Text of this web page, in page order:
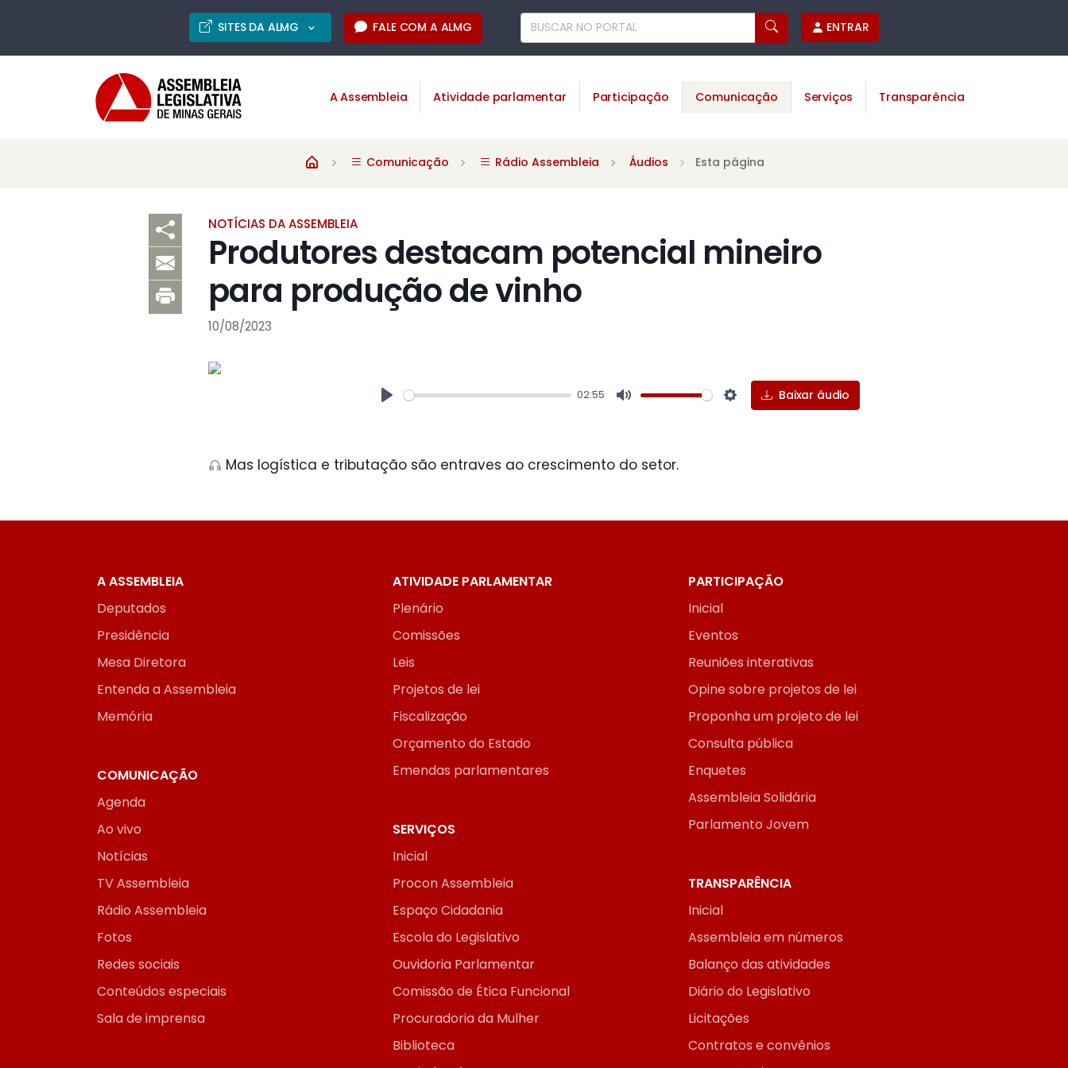
SITES DA ALMG FALE COM A ALMG ENTRAR
A Assembleia Atividade parlamentar Participação Comunicação Serviços Transparência
Comunicação Rádio Assembleia Áudios Esta página
NOTÍCIAS DA ASSEMBLEIA
Produtores destacam potencial mineiro
para produção de vinho
10/08/2023
02:55
Settings
Baixar áudio
Mas logística e tributação são entraves ao crescimento do setor.
A ASSEMBLEIA
Deputados
Presidência
Mesa Diretora
Entenda a Assembleia
Memória
ATIVIDADE PARLAMENTAR
Plenário
Comissões
Leis
Projetos de lei
Fiscalização
Orçamento do Estado
Emendas parlamentares
PARTICIPAÇÃO
Inicial
Eventos
Reuniões interativas
Opine sobre projetos de lei
Proponha um projeto de lei
Consulta pública
Enquetes
Assembleia Solidária
Parlamento Jovem
COMUNICAÇÃO
Agenda
Ao vivo
Notícias
TV Assembleia
Rádio Assembleia
Fotos
Redes sociais
Conteúdos especiais
Sala de imprensa
SERVIÇOS
Inicial
Procon Assembleia
Espaço Cidadania
Escola do Legislativo
Ouvidoria Parlamentar
Comissão de Ética Funcional
Procuradoria da Mulher
Biblioteca
TRANSPARÊNCIA
Inicial
Assembleia em números
Balanço das atividades
Diário do Legislativo
Licitações
Contratos e convênios